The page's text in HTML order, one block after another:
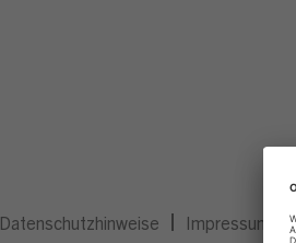
Datenschutzhinweise Impressum